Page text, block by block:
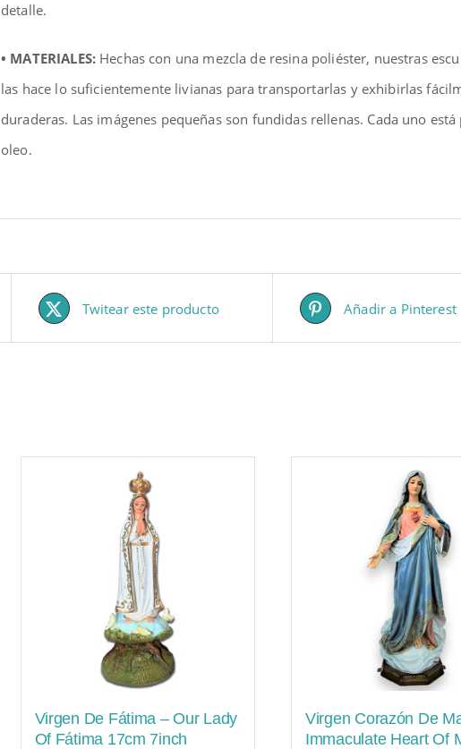
detalle.
• MATERIALES:Hechas con una mezcla de resina poliéster, nuestras
las hace lo suficientemente livianas para transportarlas y exhibirlas
duraderas. Las imágenes pequeñas son fundidas rellenas. Cada uno
oleo.
Twitear este producto Añadir a Pinterest
Virgen De Fátima – Our Lady
Of Fátima 17cm 7inch
Virgen Corazón De
Immaculate Heart Of